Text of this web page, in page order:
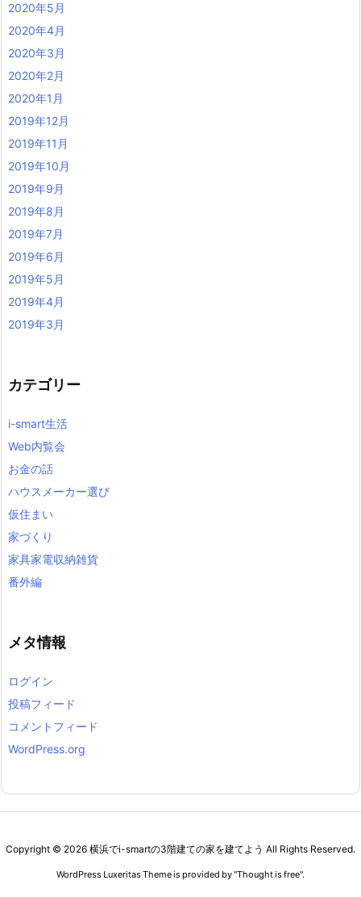
2020年5月
2020年4月
2020年3月
2020年2月
2020年1月
2019年12月
2019年11月
2019年10月
2019年9月
2019年8月
2019年7月
2019年6月
2019年5月
2019年4月
2019年3月
カテゴリー
i-smart生活
Web内覧会
お金の話
ハウスメーカー選び
仮住まい
家づくり
家具家電収納雑貨
番外編
メタ情報
ログイン
投稿フィード
コメントフィード
WordPress.org
Copyright © 2026 横浜でi-smartの3階建ての家を建てよう All Rights Reserved.
WordPress Luxeritas Theme is provided by "Thought is free".